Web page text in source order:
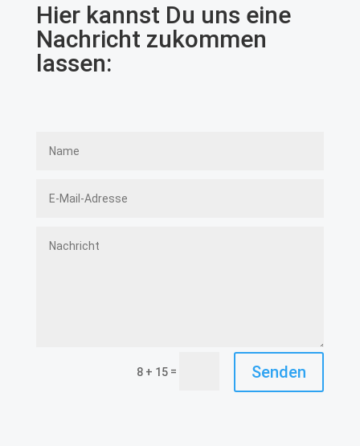
Hier kannst Du uns eine
Nachricht zukommen
lassen:
8 + 15 = Senden